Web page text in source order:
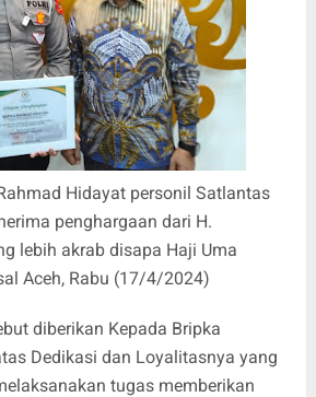
Hidayat personil Satlantas
penghargaan dari H.
lebih akrab disapa Haji Uma
Aceh, Rabu (17/4/2024)
diberikan Kepada Bripka
Dedikasi dan Loyalitasnya yang
tugas memberikan